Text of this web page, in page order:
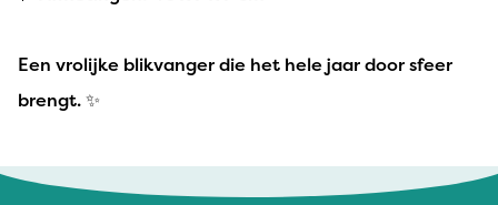
Een vrolijke blikvanger die het hele jaar door sfeer
brengt. ✨